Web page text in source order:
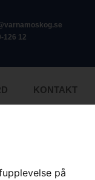
på
126 12
KONTAKT